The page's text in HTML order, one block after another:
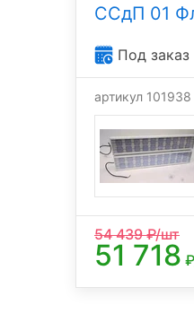
ССдП 01
Под заказ
артикул 101938
54 439₽/шт
51 718